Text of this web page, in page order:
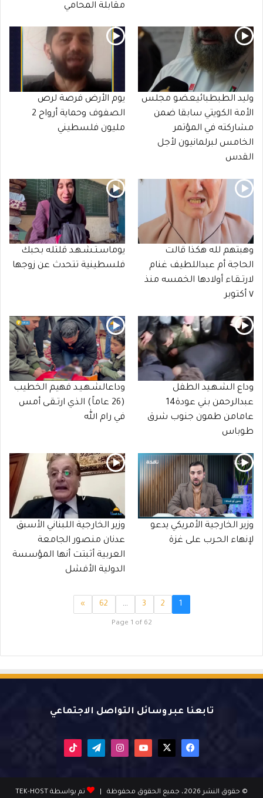
مقابلة المحامي
وليد الطبطبائيعضو مجلس
الأمة الكويتي سابقا ضمن
مشاركته في المؤتمر
الخامس لبرلمانيون لأجل
القدس
يوم الأرض فرصة لرص
الصفوف وحماية أرواح 2
مليون فلسطيني
وهبتهم لله هكذا قالت
الحاجة أم عبداللطيف غنام
لارتـقـاء أولادها الخمسه منذ
٧ أكتوبر
يوماسـتـشـهـد قلتله بحبك
فلسطينية تتحدث عن زوجها
وداع الشـهـيد الطفل
عبدالرحمن بني عودة14
عامامن طمون جنوب شرق
طوباس
وداعالشـهـيـد فهيم الخطيب
(26 عاماً) الذي ارتـقـى أمس
في رام الله
وزير الخارجية الأمريكي يدعو
لإنهاء الحـرب على غزة
وزير الخارجية اللبناني الأسبق
عدنان منصور الجامعة
العربية أثبتت أنها المؤسسة
الدولية الأفشل
1
2
3
…
62
»
Page 1 of 62
تابعنا عبر وسائل التواصل الاجتماعي
فيسبوك يوتيوب انستقرام تيلقرام
© حقوق النشر 2026، جميع الحقوق محفوظة | تم بواسطة TEK-HOST